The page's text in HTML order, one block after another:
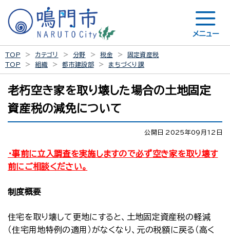
メニュー
TOP カテゴリ 分野 税金
固定資産税
TOP
組織 都市建設部 まちづくり課
老朽空き家を取り壊した場合の土地固定
資産税の減免について
公開日 2025年09月12日
・事前に立入調査を実施しますので必ず空き家を取り壊す
前にご相談ください。
制度概要
住宅を取り壊して更地にすると、土地固定資産税の軽減
（住宅用地特例の適用）がなくなり、元の税額に戻る（高く